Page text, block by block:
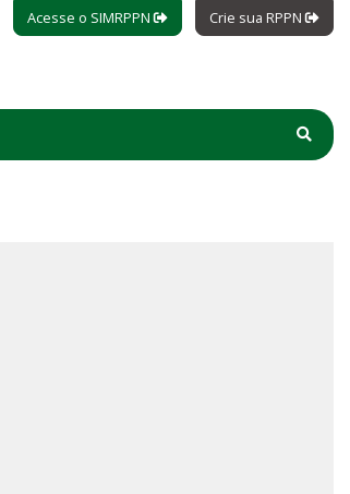
Acesse o SIMRPPN Crie sua RPPN